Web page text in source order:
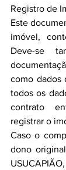
Registro de
Este
imóvel,
Deve-se
como dados
todos os
contrato
registrar o
Caso o
dono